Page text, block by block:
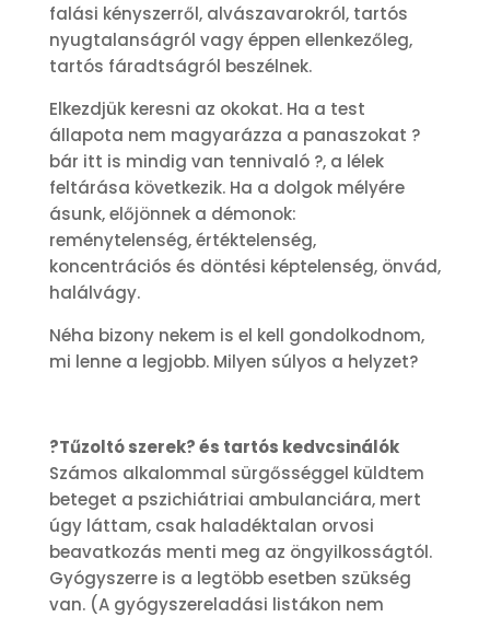
falási kényszerről, alvászavarokról, tartós
nyugtalanságról vagy éppen ellenkezőleg,
tartós fáradtságról beszélnek.
Elkezdjük keresni az okokat. Ha a test
állapota nem magyarázza a panaszokat ?
bár itt is mindig van tennivaló ?, a lélek
feltárása következik. Ha a dolgok mélyére
ásunk, előjönnek a démonok:
reménytelenség, értéktelenség,
koncentrációs és döntési képtelenség, önvád,
halálvágy.
Néha bizony nekem is el kell gondolkodnom,
mi lenne a legjobb. Milyen súlyos a helyzet?
?Tűzoltó szerek? és tartós kedvcsinálók
Számos alkalommal sürgősséggel küldtem
beteget a pszichiátriai ambulanciára, mert
úgy láttam, csak haladéktalan orvosi
beavatkozás menti meg az öngyilkosságtól.
Gyógyszerre is a legtöbb esetben szükség
van. (A gyógyszereladási listákon nem